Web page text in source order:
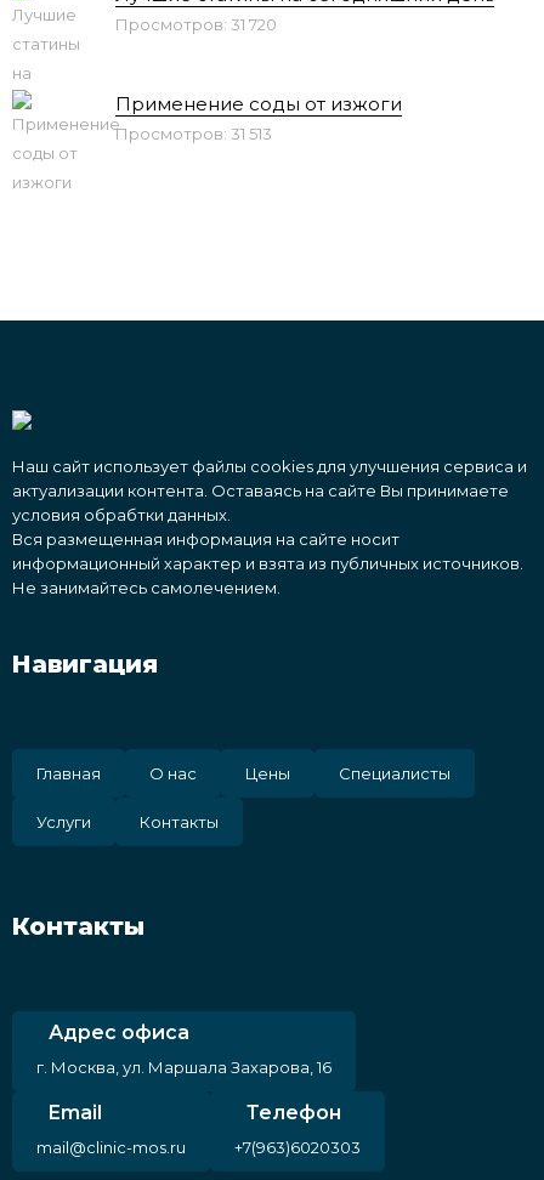
Просмотров: 31 720
Применение соды от изжоги
Просмотров: 31 513
Наш сайт использует файлы cookies для улучшения сервиса и
актуализации контента. Оставаясь на сайте Вы принимаете
условия обрабтки данных.
Вся размещенная информация на сайте носит
информационный характер и взята из публичных источников.
Не занимайтесь самолечением.
Навигация
Главная О нас Цены Специалисты
Услуги Контакты
Контакты
Адрес офиса
г. Москва, ул. Маршала Захарова, 16
Email
mail@clinic-mos.ru
Телефон
+7(963)6020303